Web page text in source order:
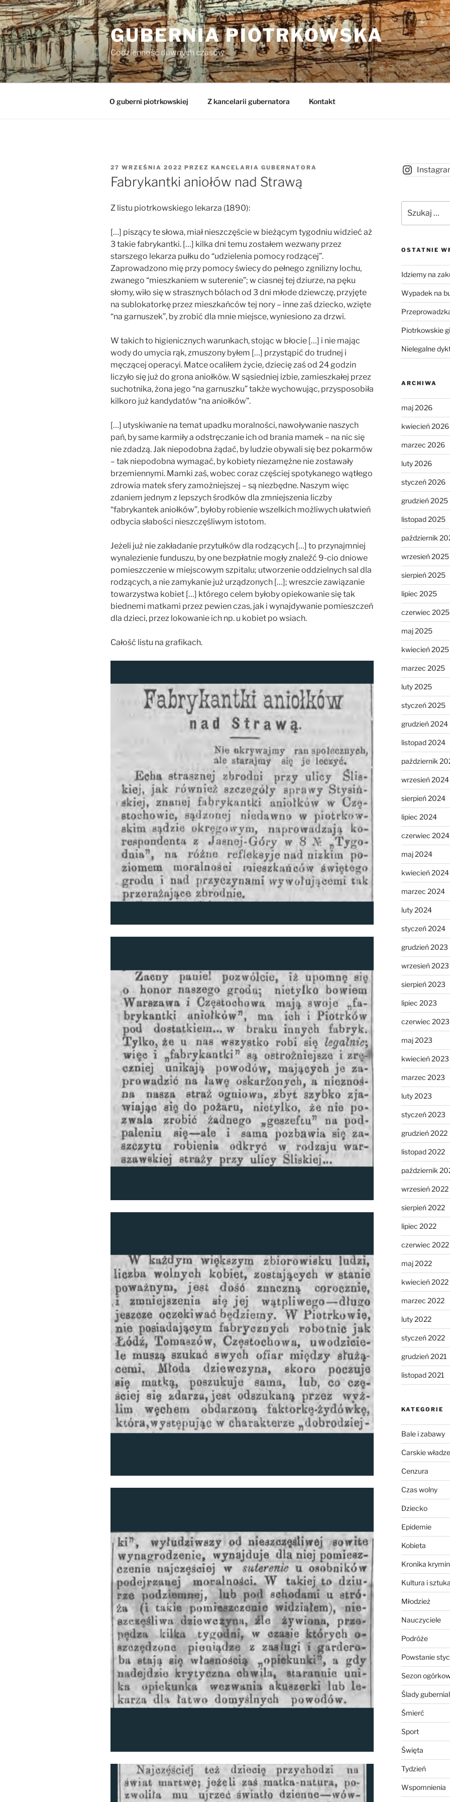
Przejdź
do
treści
GUBERNIA PIOTRKOWSKA
Codzienność dawnych czasów
O guberni piotrkowskiej Z kancelarii gubernatora Kontakt
OPUBLIKOWANE
W
27 WRZEŚNIA 2022 PRZEZ KANCELARIA GUBERNATORA
Fabrykantki aniołów nad Strawą
Z listu piotrkowskiego lekarza (1890):
[…] piszący te słowa, miał nieszczęście w bieżącym tygodniu widzieć aż
3 takie fabrykantki. […] kilka dni temu zostałem wezwany przez
starszego lekarza pułku do “udzielenia pomocy rodzącej”.
Zaprowadzono mię przy pomocy świecy do pełnego zgnilizny lochu,
zwanego “mieszkaniem w suterenie”; w ciasnej tej dziurze, na pęku
słomy, wiło się w strasznych bólach od 3 dni młode dziewczę, przyjęte
na sublokatorkę przez mieszkańców tej nory – inne zaś dziecko, wzięte
“na garnuszek”, by zrobić dla mnie miejsce, wyniesiono za drzwi.
W takich to higienicznych warunkach, stojąc w błocie […] i nie mając
wody do umycia rąk, zmuszony byłem […] przystąpić do trudnej i
męczącej operacyi. Matce ocaliłem życie, dziecię zaś od 24 godzin
liczyło się już do grona aniołków. W sąsiedniej izbie, zamieszkałej przez
suchotnika, żona jego “na garnuszku” także wychowując, przysposobiła
kilkoro już kandydatów “na aniołków”.
[…] utyskiwanie na temat upadku moralności, nawoływanie naszych
pań, by same karmiły a odstręczanie ich od brania mamek – na nic się
nie zdadzą. Jak niepodobna żądać, by ludzie obywali się bez pokarmów
– tak niepodobna wymagać, by kobiety niezamężne nie zostawały
brzemiennymi. Mamki zaś, wobec coraz częściej spotykanego wątłego
zdrowia matek sfery zamożniejszej – są niezbędne. Naszym więc
zdaniem jednym z lepszych środków dla zmniejszenia liczby
“fabrykantek aniołków”, byłoby robienie wszelkich możliwych ułatwień
odbycia słabości nieszczęśliwym istotom.
Jeżeli już nie zakładanie przytułków dla rodzących […] to przynajmniej
wynalezienie funduszu, by one bezpłatnie mogły znaleźć 9-cio dniowe
pomieszczenie w miejscowym szpitalu; utworzenie oddzielnych sal dla
rodzących, a nie zamykanie już urządzonych […]; wreszcie zawiązanie
towarzystwa kobiet […] którego celem byłoby opiekowanie się tak
biednemi matkami przez pewien czas, jak i wynajdywanie pomieszczeń
dla dzieci, przez lokowanie ich np. u kobiet po wsiach.
Całość listu na grafikach.
OSTATNIE
Idziemy na
Wypadek na
Piotrkowskie
Nielegalne
ARCHIWA
maj 2026
kwiecień 2026
marzec 2026
luty 2026
styczeń 2026
grudzień 2025
listopad 2025
październik
wrzesień 2025
sierpień 2025
lipiec 2025
czerwiec 2025
maj 2025
kwiecień 2025
marzec 2025
luty 2025
styczeń 2025
grudzień 2024
listopad 2024
październik
wrzesień 2024
sierpień 2024
lipiec 2024
czerwiec 2024
maj 2024
kwiecień 2024
marzec 2024
luty 2024
styczeń 2024
grudzień 2023
wrzesień 2023
sierpień 2023
lipiec 2023
czerwiec 2023
maj 2023
kwiecień 2023
marzec 2023
luty 2023
styczeń 2023
grudzień 2022
listopad 2022
październik
wrzesień 2022
sierpień 2022
lipiec 2022
czerwiec 2022
maj 2022
kwiecień 2022
marzec 2022
luty 2022
styczeń 2022
grudzień 2021
listopad 2021
KATEGORIE
Bale i zabawy
Carskie władze
Cenzura
Czas wolny
Dziecko
Epidemie
Kobieta
Kronika
Kultura i
Młodzież
Nauczyciele
Podróże
Powstanie
Sezon
Ślady
Śmierć
Sport
Święta
Tydzień
Wspomnienia